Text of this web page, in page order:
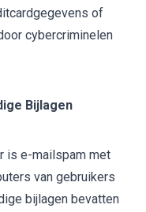
of
cybercriminelen
Bijlagen
is e-mailspam met
van gebruikers
bijlagen bevatten